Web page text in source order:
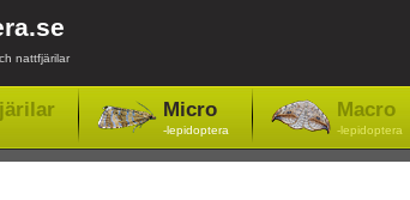
nattfjärilar
Micro
-lepidoptera
Macro
-lepidoptera